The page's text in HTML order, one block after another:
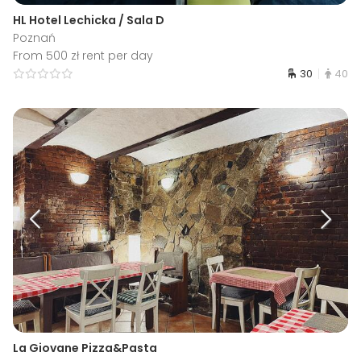
HL Hotel Lechicka / Sala D
Poznań
From 500 zł rent per day
30 40
La Giovane Pizza&Pasta